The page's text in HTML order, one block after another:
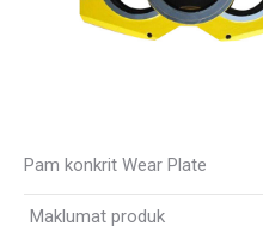
Pam konkrit Wear Plate
Maklumat produk